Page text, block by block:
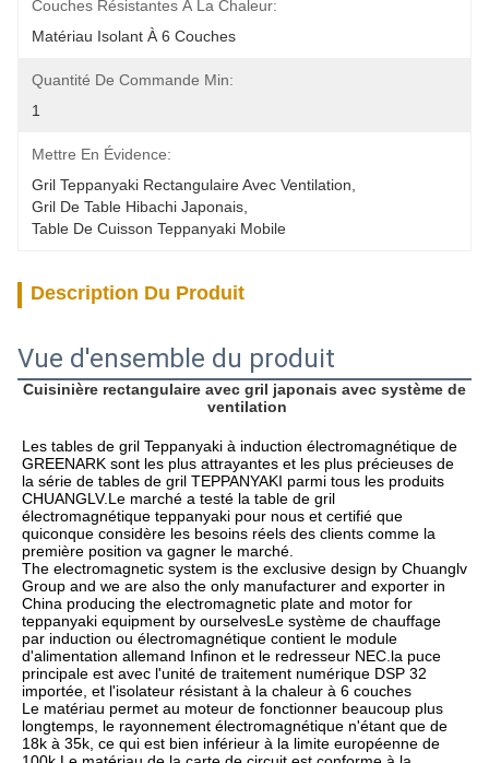
Couches Résistantes À La Chaleur:
Matériau Isolant À 6 Couches
Quantité De Commande Min:
1
Mettre En Évidence:
Gril Teppanyaki Rectangulaire Avec Ventilation
Gril De Table Hibachi Japonais
Table De Cuisson Teppanyaki Mobile
Description Du Produit
Vue d'ensemble du produit
Cuisinière rectangulaire avec gril japonais avec système de
ventilation
Les tables de gril Teppanyaki à induction électromagnétique de
GREENARK sont les plus attrayantes et les plus précieuses de
la série de tables de gril TEPPANYAKI parmi tous les produits
CHUANGLV.Le marché a testé la table de gril
électromagnétique teppanyaki pour nous et certifié que
quiconque considère les besoins réels des clients comme la
première position va gagner le marché.
The electromagnetic system is the exclusive design by Chuanglv
Group and we are also the only manufacturer and exporter in
China producing the electromagnetic plate and motor for
teppanyaki equipment by ourselvesLe système de chauffage
par induction ou électromagnétique contient le module
d'alimentation allemand Infinon et le redresseur NEC.la puce
principale est avec l'unité de traitement numérique DSP 32
importée, et l'isolateur résistant à la chaleur à 6 couches
Le matériau permet au moteur de fonctionner beaucoup plus
longtemps, le rayonnement électromagnétique n'étant que de
18k à 35k, ce qui est bien inférieur à la limite européenne de